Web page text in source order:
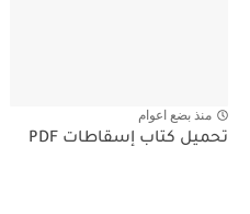
منذ بضع اعوام
تحميل كتاب إسقاطات PDF